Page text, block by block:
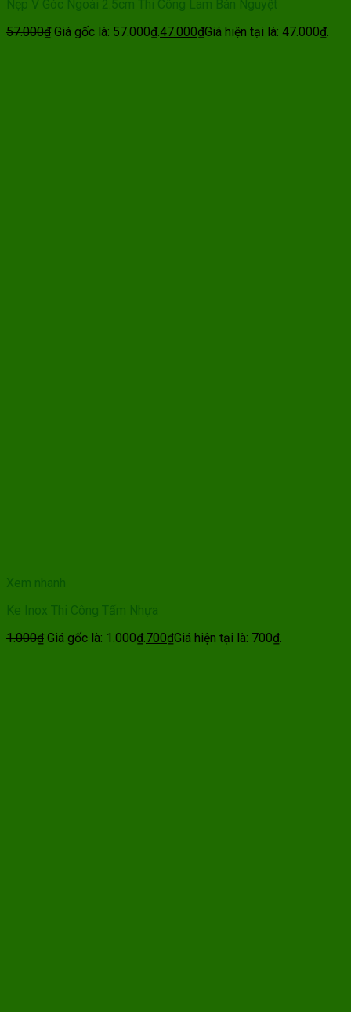
Nẹp V Góc Ngoài 2.5cm Thi Công Lam Bán Nguyệt
57.000₫ Giá gốc là: 57.000₫.47.000₫Giá hiện tại là: 47.000₫.
Xem nhanh
Ke Inox Thi Công Tấm Nhựa
1.000₫ Giá gốc là: 1.000₫.700₫Giá hiện tại là: 700₫.